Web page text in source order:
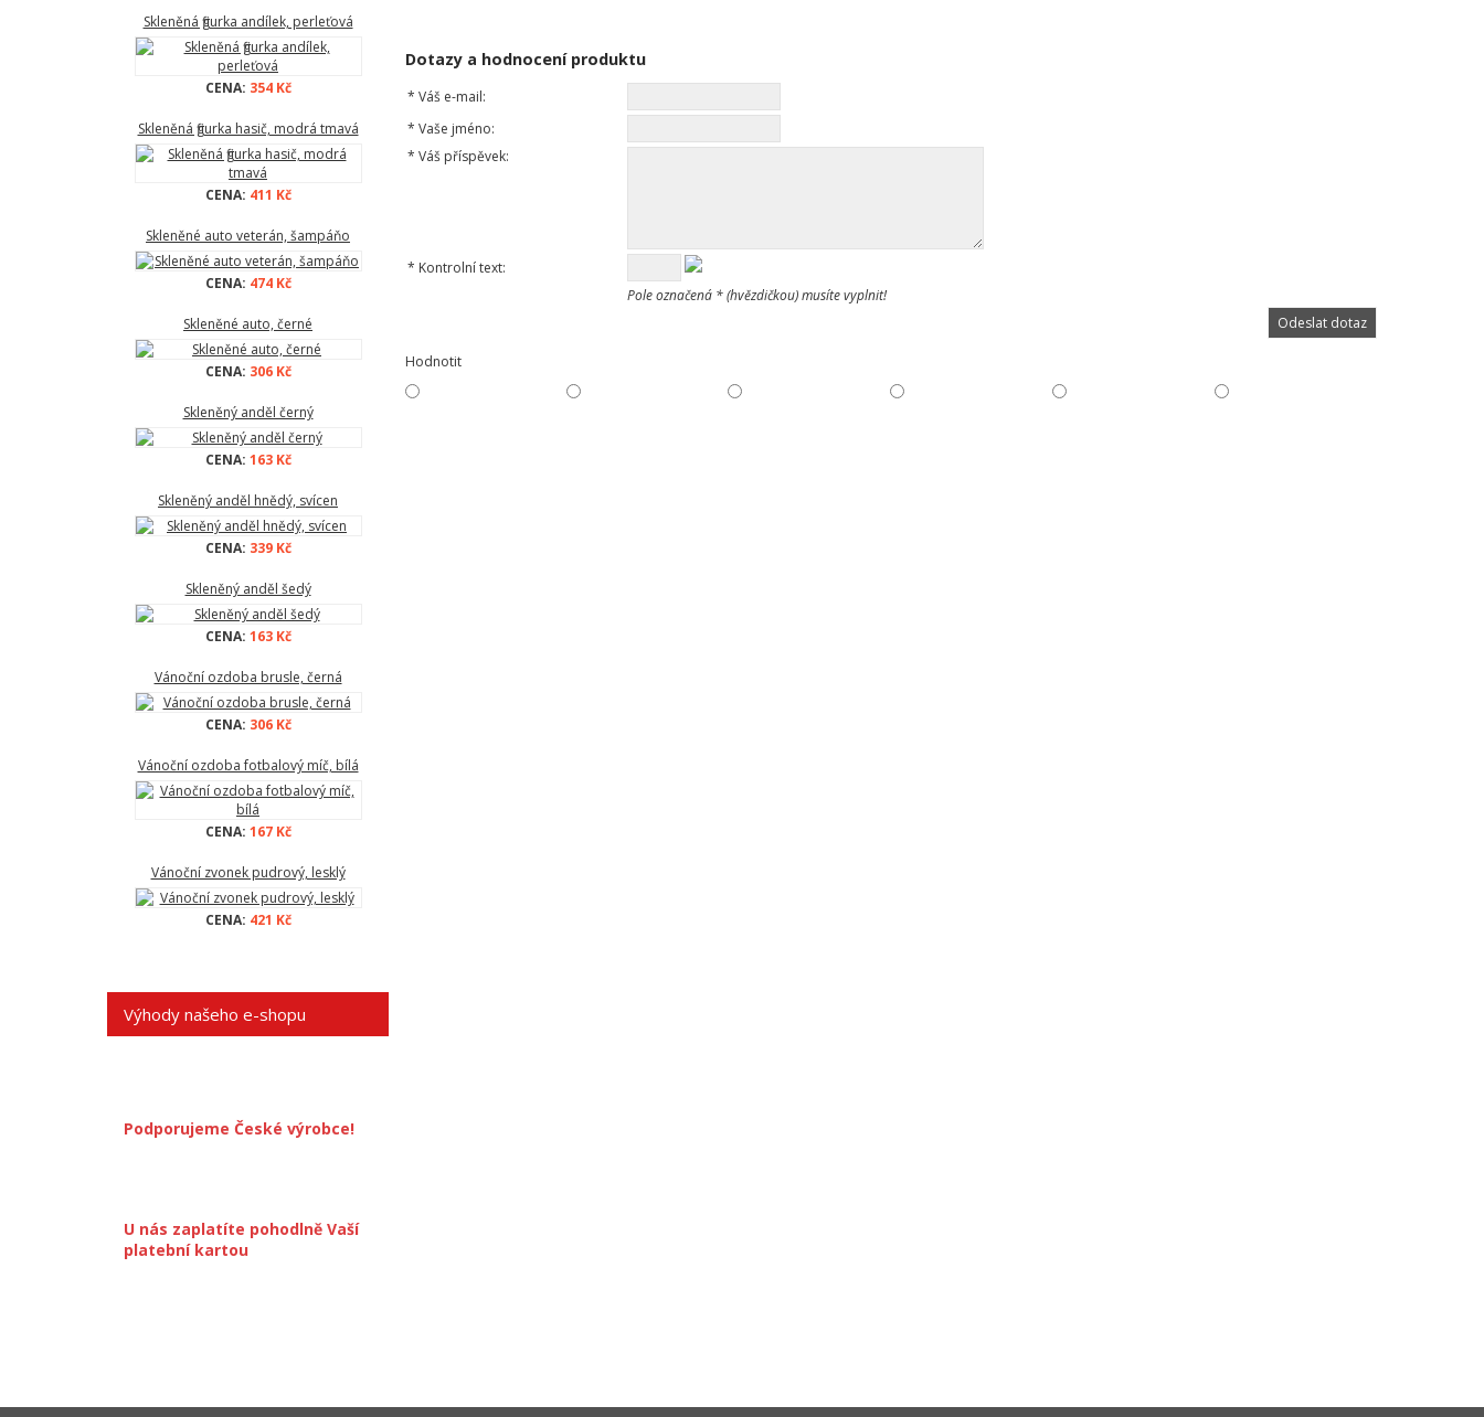
Skleněná figurka andílek, perleťová
CENA: 354 Kč
Skleněná figurka hasič, modrá tmavá
CENA: 411 Kč
Skleněné auto veterán, šampáňo
CENA: 474 Kč
Skleněné auto, černé
CENA: 306 Kč
Skleněný anděl černý
CENA: 163 Kč
Skleněný anděl hnědý, svícen
CENA: 339 Kč
Skleněný anděl šedý
CENA: 163 Kč
Vánoční ozdoba brusle, černá
CENA: 306 Kč
Vánoční ozdoba fotbalový míč, bílá
CENA: 167 Kč
Vánoční zvonek pudrový, lesklý
CENA: 421 Kč
Výhody našeho e-shopu
Podporujeme České výrobce!
U nás zaplatíte pohodlně Vaší
platební kartou
Dotazy a hodnocení produktu
* Váš e-mail:
* Vaše jméno:
* Váš příspěvek:
* Kontrolní text:
Pole označená * (hvězdičkou) musíte vyplnit!
Hodnotit